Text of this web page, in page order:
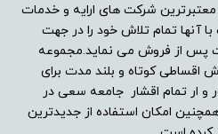
نوری
درایو نوری
-
معتبرترین شرکت های ارایه و خدمات
آنها تمام تلاش خود را در جهت
پس از فروش می نماید.مجموعه
اقساطی کوتاه و بلند مدت برای
و ار تمام اقشار جامعه سعی در
امکان استفاده از جدیدترین